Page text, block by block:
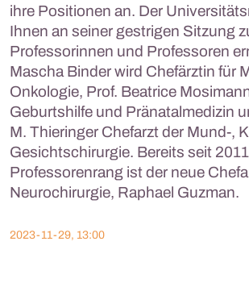
ihre Positionen an. Der
Ihnen an seiner gestrigen Sitzung
Professorinnen und Professoren
Mascha Binder wird Chefärztin für
Onkologie, Prof. Beatrice
Geburtshilfe und Pränatalmedizin
M. Thieringer Chefarzt der Mund-,
Gesichtschirurgie. Bereits seit
Professorenrang ist der neue
Neurochirurgie, Raphael Guzman.
2023-11-29, 13:00